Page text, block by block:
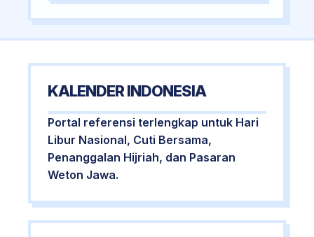
KALENDER INDONESIA
Portal referensi terlengkap untuk Hari
Libur Nasional, Cuti Bersama,
Penanggalan Hijriah, dan Pasaran
Weton Jawa.